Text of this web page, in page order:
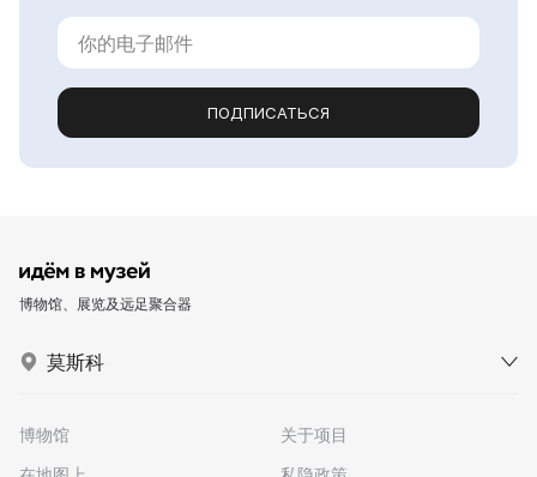
ПОДПИСАТЬСЯ
博物馆、展览及远足聚合器
莫斯科
博物馆
关于项目